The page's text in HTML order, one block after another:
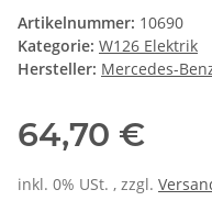
Artikelnummer: 10690
Kategorie: W126 Elektrik
Hersteller: Mercedes-
64,70 €
inkl. 0% USt. , zzgl.